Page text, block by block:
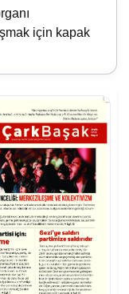
için kapak